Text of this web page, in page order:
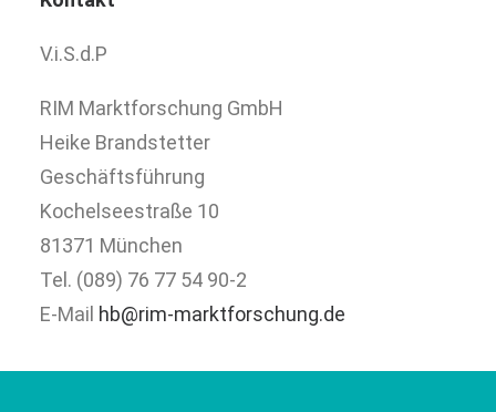
V.i.S.d.P
RIM Marktforschung GmbH
Heike Brandstetter
Geschäftsführung
Kochelseestraße 10
81371 München
Tel. (089) 76 77 54 90-2
E-Mail hb@rim-marktforschung.de